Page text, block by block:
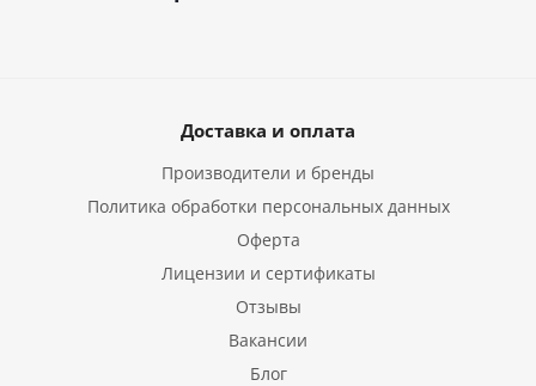
Доставка и оплата
Производители и бренды
Политика обработки персональных данных
Оферта
Лицензии и сертификаты
Отзывы
Вакансии
Блог